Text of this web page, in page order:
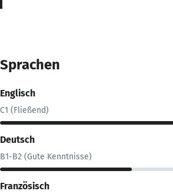
Sprachen
Englisch
C1 (Fließend)
Deutsch
B1-B2 (Gute Kenntnisse)
Französisch